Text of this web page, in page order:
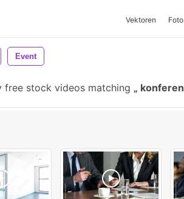
Vektoren
Event
free stock videos matching